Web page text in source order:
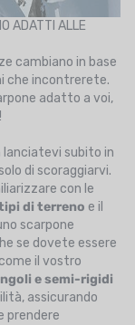
ADATTI ALLE
cambiano in base
che incontrerete.
adatto a voi,
lanciatevi subito in
di scoraggiarvi.
con le
di terreno e il
scarpone
se dovete essere
il vostro
e semi-rigidi
assicurando
prendere